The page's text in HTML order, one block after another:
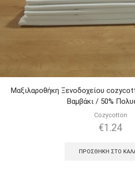
Μαξιλαροθήκη Ξενοδοχείου
Βαμβάκι / 50%
Cozycotton
€1.24
ΠΡΟΣΘΉΚΗ ΣΤΟ